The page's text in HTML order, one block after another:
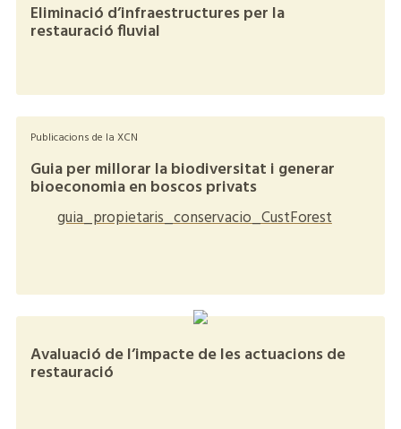
Eliminació d’infraestructures per la
restauració fluvial
Publicacions de la XCN
Guia per millorar la biodiversitat i generar
bioeconomia en boscos privats
guia_propietaris_conservacio_CustForest
Avaluació de l’impacte de les actuacions de
restauració